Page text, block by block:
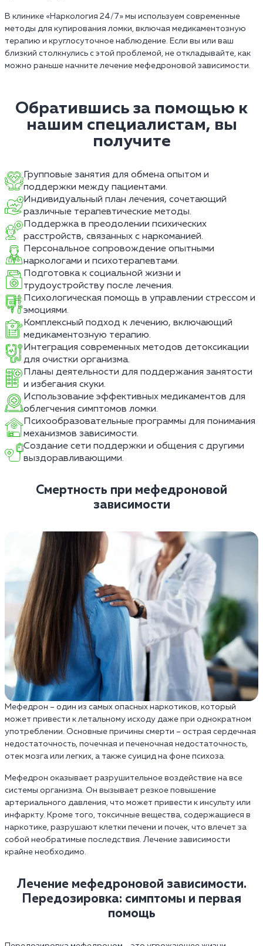
В клинике «Наркология 24/7» мы используем современные
методы для купирования ломки, включая медикаментозную
терапию и круглосуточное наблюдение. Если вы или ваш
близкий столкнулись с этой проблемой, не откладывайте, как
можно раньше начните лечение мефедроновой зависимости.
Обратившись за помощью к
нашим специалистам, вы
получите
Групповые занятия для обмена опытом и
поддержки между пациентами.
Индивидуальный план лечения, сочетающий
различные терапевтические методы.
Поддержка в преодолении психических
расстройств, связанных с наркоманией.
Персональное сопровождение опытными
наркологами и психотерапевтами.
Подготовка к социальной жизни и
трудоустройству после лечения.
Психологическая помощь в управлении стрессом и
эмоциями.
Комплексный подход к лечению, включающий
медикаментозную терапию.
Интеграция современных методов детоксикации
для очистки организма.
Планы деятельности для поддержания занятости
и избегания скуки.
Использование эффективных медикаментов для
облегчения симптомов ломки.
Психообразовательные программы для понимания
механизмов зависимости.
Создание сети поддержки и общения с другими
выздоравливающими.
Смертность при мефедроновой
зависимости
Мефедрон – один из самых опасных наркотиков, который
может привести к летальному исходу даже при однократном
употреблении. Основные причины смерти – острая сердечная
недостаточность, почечная и печеночная недостаточность,
отек мозга или легких, а также суицид на фоне психоза.
Мефедрон оказывает разрушительное воздействие на все
системы организма. Он вызывает резкое повышение
артериального давления, что может привести к инсульту или
инфаркту. Кроме того, токсичные вещества, содержащиеся в
наркотике, разрушают клетки печени и почек, что влечет за
собой необратимые последствия. Лечение зависимости
крайне необходимо.
Лечение мефедроновой зависимости.
Передозировка: симптомы и первая
помощь